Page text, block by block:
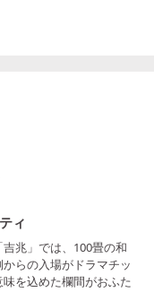
ィ
兆」では、100畳の和
らの入場がドラマチッ
を込めた欄間がおふた